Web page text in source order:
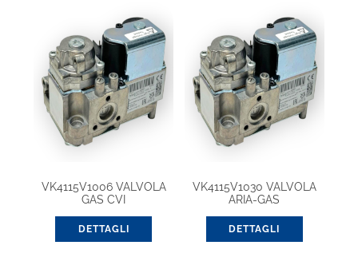
VK4115V1006 VALVOLA
GAS CVI
DETTAGLI
VK4115V1030 VALVOLA
ARIA-GAS
DETTAGLI